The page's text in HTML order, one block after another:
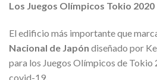
Los Juegos Olímpicos Tokio 2020
El edificio más importante que
Nacional de Japón diseñado por
para los Juegos Olímpicos de Tokio
covid-19.